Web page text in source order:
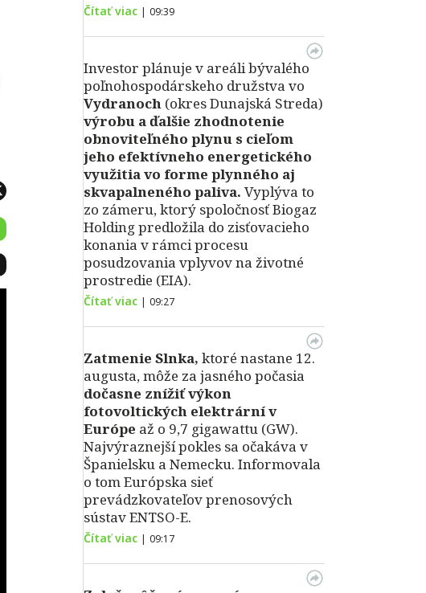
Čítať viac | 09:39
Investor plánuje v areáli bývalého
poľnohospodárskeho družstva vo
Vydranoch (okres Dunajská Streda)
výrobu a ďalšie zhodnotenie
obnoviteľného plynu s cieľom
jeho efektívneho energetického
využitia vo forme plynného aj
skvapalneného paliva. Vyplýva to
zo zámeru, ktorý spoločnosť Biogaz
Holding predložila do zisťovacieho
konania v rámci procesu
posudzovania vplyvov na životné
prostredie (EIA).
Čítať viac | 09:27
Zatmenie Slnka, ktoré nastane 12.
augusta, môže za jasného počasia
dočasne znížiť výkon
fotovoltických elektrární v
Európe až o 9,7 gigawattu (GW).
Najvýraznejší pokles sa očakáva v
Španielsku a Nemecku. Informovala
o tom Európska sieť
prevádzkovateľov prenosových
sústav ENTSO-E.
Čítať viac | 09:17